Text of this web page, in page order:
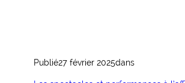
Publié27 février 2025dans